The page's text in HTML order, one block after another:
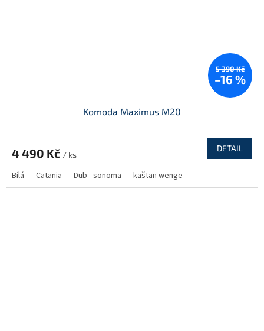
5 390 Kč
–16 %
Komoda Maximus M20
4 490 Kč / ks
DETAIL
Bílá Catania Dub - sonoma kaštan wenge